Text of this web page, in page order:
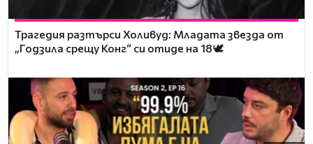
Трагедия разтърси Холивуд: Младата звезда от
„Годзила срещу Конг“ си отиде на 18🕊️